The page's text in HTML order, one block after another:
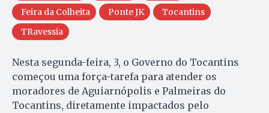
Feira da Colheita
Ponte JK
Tocantins
TRavessia
Nesta segunda-feira, 3, o Governo do Tocantins
começou uma força-tarefa para atender os
moradores de Aguiarnópolis e Palmeiras do
Tocantins, diretamente impactados pelo